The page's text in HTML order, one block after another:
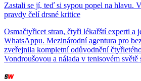
Zastali se jí, teď si sypou popel na hlavu.
pravdy čelí drsné kritice
Osmačtyřicet stran, čtyři lékařští experti a
WhatsAppu. Mezinárodní agentura pro
zveřejnila kompletní odůvodnění
Vondroušovou a nálada v tenisovém